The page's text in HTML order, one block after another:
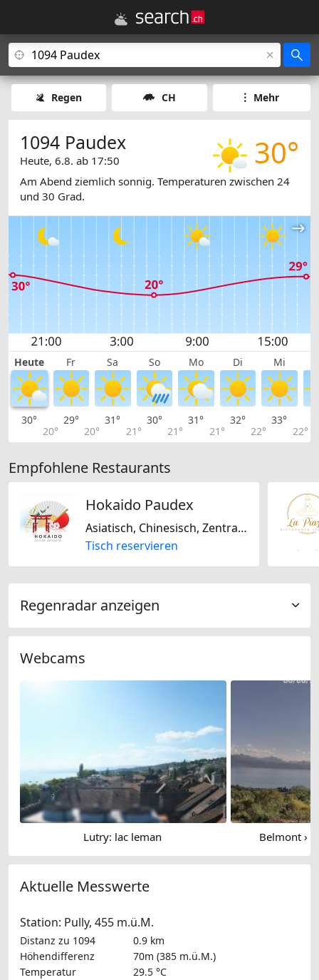
Regen CH Mehr
30°
1094 Paudex
Heute, 6.8. ab 17:50
Am Abend ziemlich sonnig. Temperaturen zwischen 24
und 30 Grad.
Heute Fr Sa So Mo Di Mi
30°
20°
29°
20°
31°
21°
30°
21°
31°
21°
32°
22°
33°
22°
Empfohlene Restaurants
Hokaido Paudex
Asiatisch, Chinesisch, Zentralasiatisch, Nur vegetarisch, International, Singapurisch, Thailändisch, Japanisch, Laktosefrei
Tisch reservieren
Regenradar anzeigen
Webcams
Lutry: lac leman Belmont ›
Aktuelle Messwerte
Station: Pully, 455 m.ü.M.
Distanz zu 1094
0.9 km
Höhendifferenz
70m (385 m.ü.M.)
Temperatur
29.5 °C